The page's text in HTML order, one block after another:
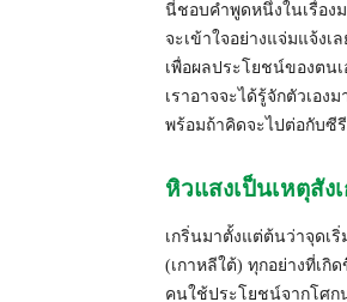
นี่ชอบคำพูดหนึ่งในเรื่อง
จะเข้าใจอย่างแจ่มแจ้ง
เพื่อผลประโยชน์ของตน
เราอาจจะได้รู้จักตัวเอง
พร้อมถ้าคิดจะไปต่อกับซี
หิวแสงเป็นเหตุสัง
เกริ่นมาตั้งแต่ต้นว่าจุดเ
(เกาหลีใต้) ทุกอย่างที่เ
คนใช้ประโยชน์จากโศก